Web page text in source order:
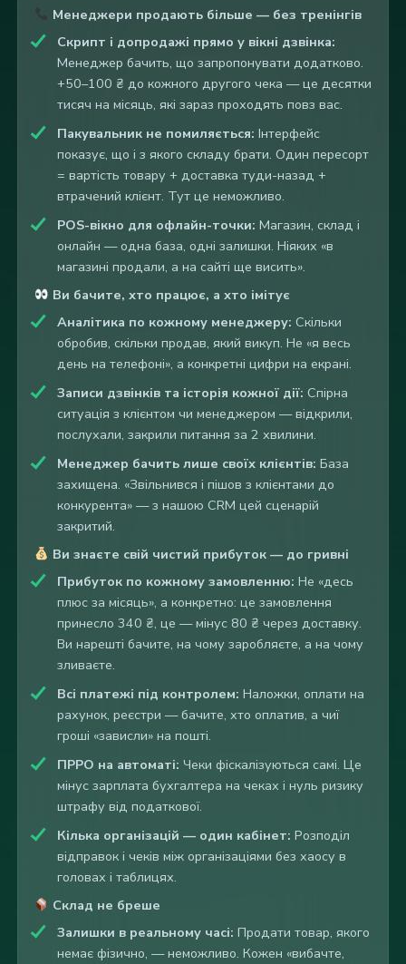
Менеджери продають більше — без тренінгів
Скрипт і допродажі прямо у вікні дзвінка:
Менеджер бачить, що запропонувати додатково.
+50–100 ₴ до кожного другого чека — це десятки
тисяч на місяць, які зараз проходять повз вас.
Пакувальник не помиляється: Інтерфейс
показує, що і з якого складу брати. Один пересорт
= вартість товару + доставка туди-назад +
втрачений клієнт. Тут це неможливо.
POS-вікно для офлайн-точки: Магазин, склад і
онлайн — одна база, одні залишки. Ніяких «в
магазині продали, а на сайті ще висить».
Ви бачите, хто працює, а хто імітує
Аналітика по кожному менеджеру: Скільки
обробив, скільки продав, який викуп. Не «я весь
день на телефоні», а конкретні цифри на екрані.
Записи дзвінків та історія кожної дії: Спірна
ситуація з клієнтом чи менеджером — відкрили,
послухали, закрили питання за 2 хвилини.
Менеджер бачить лише своїх клієнтів: База
захищена. «Звільнився і пішов з клієнтами до
конкурента» — з нашою CRM цей сценарій
закритий.
Ви знаєте свій чистий прибуток — до гривні
Прибуток по кожному замовленню: Не «десь
плюс за місяць», а конкретно: це замовлення
принесло 340 ₴, це — мінус 80 ₴ через доставку.
Ви нарешті бачите, на чому заробляєте, а на чому
зливаєте.
Всі платежі під контролем: Наложки, оплати на
рахунок, реєстри — бачите, хто оплатив, а чиї
гроші «зависли» на пошті.
ПРРО на автоматі: Чеки фіскалізуються самі. Це
мінус зарплата бухгалтера на чеках і нуль ризику
штрафу від податкової.
Кілька організацій — один кабінет: Розподіл
відправок і чеків між організаціями без хаосу в
головах і таблицях.
Склад не бреше
Залишки в реальному часі: Продати товар, якого
немає фізично, — неможливо. Кожен «вибачте,